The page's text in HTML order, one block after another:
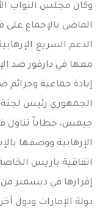
وكان مجلس النواب
الماضي بالإجماع
الدعم السريع
معها في دارفور ضد
إبادة جماعية وجرائم
الجمهوري رئيس
جيمس، خطاباً تناول
الإرهابية ووصفها
اتفاقية باريس
دولة الإمارات ودول